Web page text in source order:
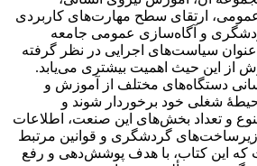
ارتقای سطح مهارت‌های کاربردی
و آگاه‌سازی عمومی جامعه
سیاست‌های اجرایی در نظر گرفته
از این حیث اهمیت بیشتری می‌یابد.
دستگاه‌های مختلف از آموزش و
شغلی خود برخوردار شوند و
و تعداد بخش‌های این صنعت، اطلاعات
زیرساخت‌های گردشگری و قوانین مرتبط
که این کتاب، با هدف پوشش‌دهی و رفع